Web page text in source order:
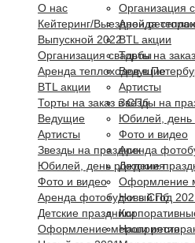
Организация
Аренда
BTL акции
Торты на
Ведущие
Артисты
Звезды на
Юбилей, день
Фото и видео
Аренда
Детские
Оформление
Новый год
Наши
О нас
Кейтеринг/Выездной ресторан
Выпускной 2022
Организация свадьбы
Аренда теплоходов в
BTL акции
Торты на заказ в СПб
Ведущие
Артисты
Звезды на праздник
Юбилей, день рождения
Фото и видео
Аренда фотобудки в СПб
Детские праздники
Оформление мероприятия